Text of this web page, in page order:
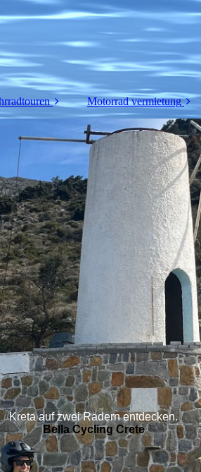
bike / E-mtb touren
Mtb Single track
Motorrad vermietung
Motorradtouren
Himalayan 450
Kreta auf zwei Rädern entdecken.
Bella CyclingCrete